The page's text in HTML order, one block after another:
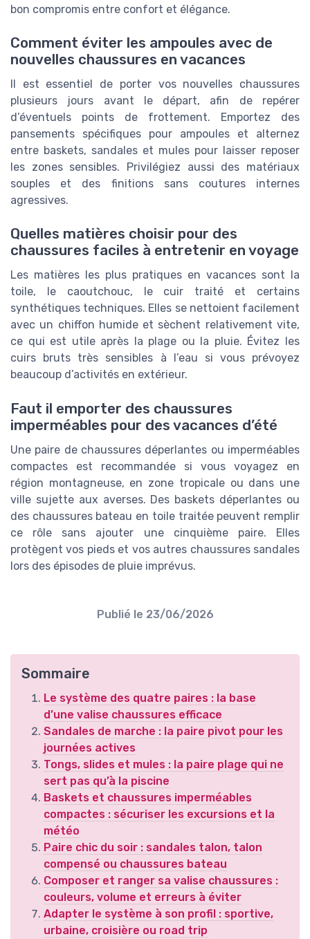
bon compromis entre confort et élégance.
Comment éviter les ampoules avec de
nouvelles chaussures en vacances
Il est essentiel de porter vos nouvelles chaussures
plusieurs jours avant le départ, afin de repérer
d’éventuels points de frottement. Emportez des
pansements spécifiques pour ampoules et alternez
entre baskets, sandales et mules pour laisser reposer
les zones sensibles. Privilégiez aussi des matériaux
souples et des finitions sans coutures internes
agressives.
Quelles matières choisir pour des
chaussures faciles à entretenir en voyage
Les matières les plus pratiques en vacances sont la
toile, le caoutchouc, le cuir traité et certains
synthétiques techniques. Elles se nettoient facilement
avec un chiffon humide et sèchent relativement vite,
ce qui est utile après la plage ou la pluie. Évitez les
cuirs bruts très sensibles à l’eau si vous prévoyez
beaucoup d’activités en extérieur.
Faut il emporter des chaussures
imperméables pour des vacances d’été
Une paire de chaussures déperlantes ou imperméables
compactes est recommandée si vous voyagez en
région montagneuse, en zone tropicale ou dans une
ville sujette aux averses. Des baskets déperlantes ou
des chaussures bateau en toile traitée peuvent remplir
ce rôle sans ajouter une cinquième paire. Elles
protègent vos pieds et vos autres chaussures sandales
lors des épisodes de pluie imprévus.
Publié le 23/06/2026
Sommaire
Le système des quatre paires : la base
d’une valise chaussures efficace
Sandales de marche : la paire pivot pour les
journées actives
Tongs, slides et mules : la paire plage qui ne
sert pas qu’à la piscine
Baskets et chaussures imperméables
compactes : sécuriser les excursions et la
météo
Paire chic du soir : sandales talon, talon
compensé ou chaussures bateau
Composer et ranger sa valise chaussures :
couleurs, volume et erreurs à éviter
Adapter le système à son profil : sportive,
urbaine, croisière ou road trip